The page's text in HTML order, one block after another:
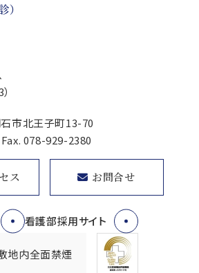
）
市北王子町13-70
078-929-2380
ス お問合せ
看護部採用サイト
地内全面禁煙